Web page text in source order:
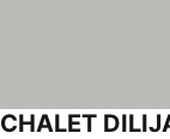
CHALET